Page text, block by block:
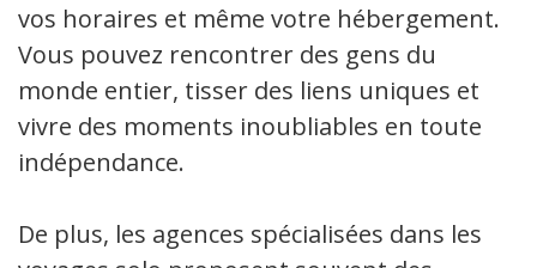
vos horaires et même votre hébergement.
Vous pouvez rencontrer des gens du
monde entier, tisser des liens uniques et
vivre des moments inoubliables en toute
indépendance.
De plus, les agences spécialisées dans les